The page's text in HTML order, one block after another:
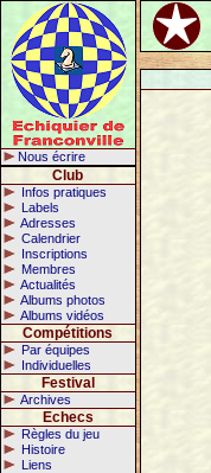
Nous écrire
Club
Infos pratiques
Labels
Adresses
Calendrier
Inscriptions
Membres
Actualités
Albums photos
Albums vidéos
Compétitions
Par équipes
Individuelles
Festival
Archives
Echecs
Règles du jeu
Histoire
Liens